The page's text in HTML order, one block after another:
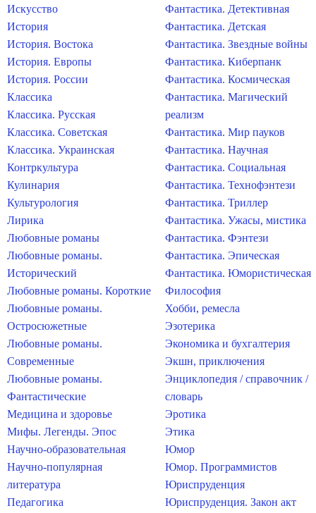
Искусство
История
История. Востока
История. Европы
История. России
Классика
Классика. Русская
Классика. Советская
Классика. Украинская
Контркультура
Кулинария
Культурология
Лирика
Любовные романы
Любовные романы.
Исторический
Любовные романы. Короткие
Любовные романы.
Остросюжетные
Любовные романы.
Современные
Любовные романы.
Фантастические
Медицина и здоровье
Мифы. Легенды. Эпос
Научно-образовательная
Научно-популярная
литература
Педагогика
Фантастика. Детективная
Фантастика. Детская
Фантастика. Звездные войны
Фантастика. Киберпанк
Фантастика. Космическая
Фантастика. Магический
реализм
Фантастика. Мир пауков
Фантастика. Научная
Фантастика. Социальная
Фантастика. Технофэнтези
Фантастика. Триллер
Фантастика. Ужасы, мистика
Фантастика. Фэнтези
Фантастика. Эпическая
Фантастика. Юмористическая
Философия
Хобби, ремесла
Эзотерика
Экономика и бухгалтерия
Экшн, приключения
Энциклопедия / справочник /
словарь
Эротика
Этика
Юмор
Юмор. Программистов
Юриспруденция
Юриспруденция. Закон акт